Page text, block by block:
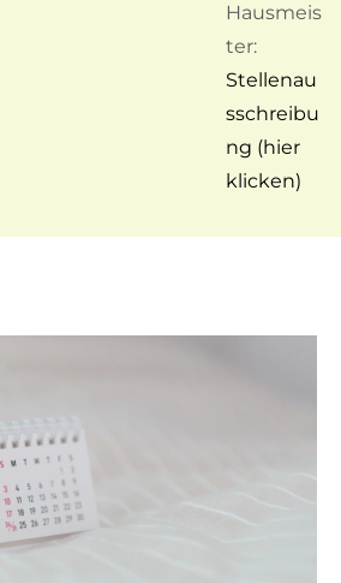
Hausmeis
ter:
Stellenau
sschreibu
ng (hier
klicken)